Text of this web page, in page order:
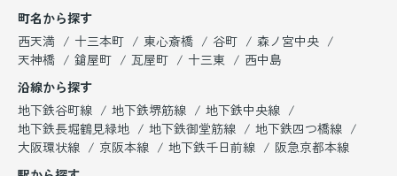
町名から探す
西天満
十三本町 東心斎橋 谷町
森ノ宮中央
天神橋
鎗屋町 瓦屋町 十三東
西中島
沿線から探す
地下鉄谷町線
地下鉄堺筋線
地下鉄中央線
地下鉄長堀鶴見緑地
地下鉄御堂筋線
地下鉄四つ橋線
大阪環状線
京阪本線 地下鉄千日前線
阪急京都本線